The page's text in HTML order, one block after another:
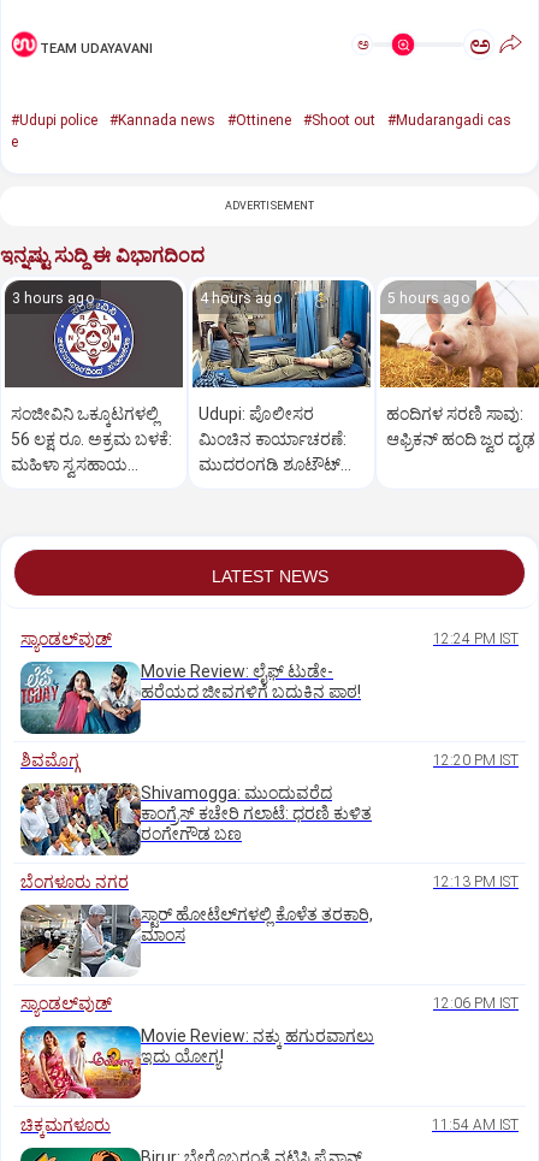
TEAM UDAYAVANI ಅ ಅ
#Udupi police #Kannada news #Ottinene #Shoot out
#Mudarangadi cas
e
ADVERTISEMENT
ಇನ್ನಷ್ಟು ಸುದ್ದಿ ಈ ವಿಭಾಗದಿಂದ
3 hours ago
ಸಂಜೀವಿನಿ ಒಕ್ಕೂಟಗಳಲ್ಲಿ
56 ಲಕ್ಷ ರೂ. ಅಕ್ರಮ ಬಳಕೆ:
ಮಹಿಳಾ ಸ್ವಸಹಾಯ
4 hours ago
Udupi: ಪೊಲೀಸರ
ಮಿಂಚಿನ ಕಾರ್ಯಾಚರಣೆ:
ಮುದರಂಗಡಿ ಶೂಟೌಟ್‌
5 hours ago
ಹಂದಿಗಳ ಸರಣಿ ಸಾವು:
ಆಫ್ರಿಕನ್‌ ಹಂದಿ ಜ್ವರ ದೃಢ
LATEST NEWS
ಸ್ಯಾಂಡಲ್‌ವುಡ್‌ 12:24 PM IST
Movie Review: ಲೈಫ್‌ ಟುಡೇ-
ಹರೆಯದ ಜೀವಗಳಿಗೆ ಬದುಕಿನ ಪಾಠ!
ಶಿವಮೊಗ್ಗ 12:20 PM IST
Shivamogga: ಮುಂದುವರೆದ
ಕಾಂಗ್ರೆಸ್ ಕಚೇರಿ ಗಲಾಟೆ: ಧರಣಿ ಕುಳಿತ
ರಂಗೇಗೌಡ ಬಣ
ಬೆಂಗಳೂರು ನಗರ 12:13 PM IST
ಸ್ಟಾರ್‌ ಹೋಟೆಲ್‌ಗ‌ಳಲ್ಲಿ ಕೊಳೆತ ತರಕಾರಿ,
ಮಾಂಸ
ಸ್ಯಾಂಡಲ್‌ವುಡ್‌ 12:06 PM IST
Movie Review: ನಕ್ಕು ಹಗುರವಾಗಲು
ಇದು ಯೋಗ್ಯ!
ಚಿಕ್ಕಮಗಳೂರು 11:54 AM IST